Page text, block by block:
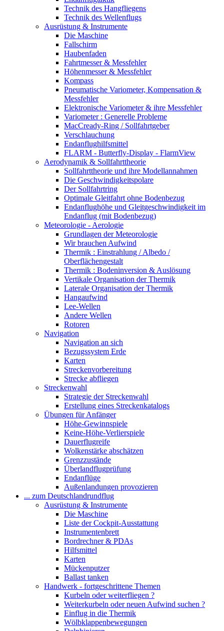
Technik des Hangfliegens
Technik des Wellenflugs
Ausrüstung & Instrumente
Die Maschine
Fallschirm
Haubenfaden
Fahrtmesser & Messfehler
Höhenmesser & Messfehler
Kompass
Pneumatische Variometer, Kompensation &
Messfehler
Elektronische Variometer & ihre Messfehler
Variometer : Generelle Probleme
MacCready-Ring / Sollfahrtgeber
Verschlauchung
Endanflughilfsmittel
FLARM - Butterfly-Display - FlarmView
Aerodynamik & Sollfahrttheorie
Sollfahrttheorie und ihre Modellannahmen
Die Geschwindigkeitspolare
Der Sollfahrtring
Optimale Gleitfahrt ohne Bodenbezug
Endanflughöhe und Gleitgeschwindigkeit im
Endanflug (mit Bodenbezug)
Meteorologie - Aerologie
Grundlagen der Meteorologie
Wir brauchen Aufwind
Thermik : Einstrahlung / Albedo /
Oberflächengestalt
Thermik : Bodeninversion & Auslösung
Vertikale Organisation der Thermik
Laterale Organisation der Thermik
Hangaufwind
Lee-Wellen
Andere Wellen
Rotoren
Navigation
Navigation an sich
Bezugssystem Erde
Karten
Streckenvorbereitung
Strecke abfliegen
Streckenwahl
Strategie der Streckenwahl
Erstellung eines Streckenkatalogs
Übungen für Anfänger
Höhe-Gewinnspiele
Keine-Höhe-Verlierspiele
Dauerflugreife
Wolkenstärke abschätzen
Grenzzustände
Überlandflugprüfung
Endanflüge
Außenlandungen provozieren
... zum Deutschlandrundflug
Ausrüstung & Instrumente
Die Maschine
Liste der Cockpit-Ausstattung
Instrumentenbrett
Bordrechner & PDAs
Hilfsmittel
Karten
Mückenputzer
Ballast tanken
Handwerk - fortgeschrittene Themen
Kurbeln oder weiterfliegen ?
Weiterkurbeln oder neuen Aufwind suchen ?
Einflug in die Thermik
Wölbklappenbewegungen